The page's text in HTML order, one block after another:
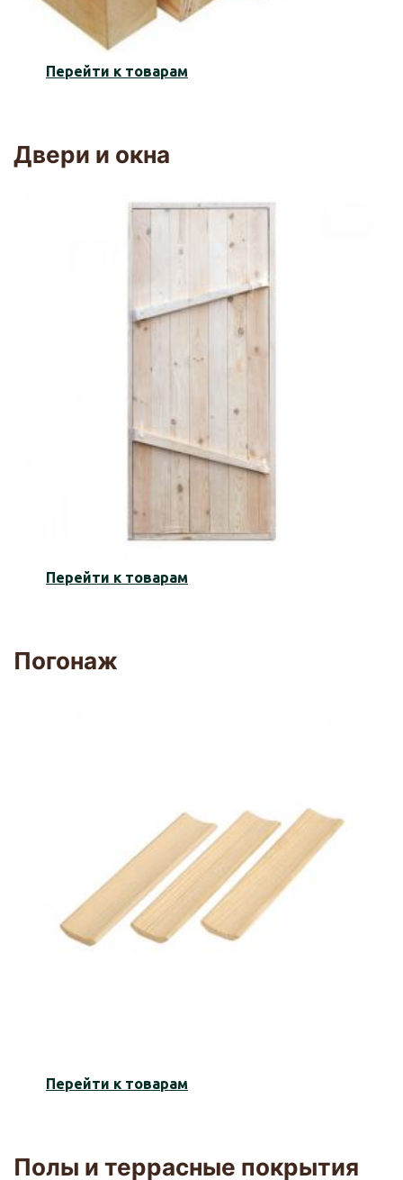
Перейти к товарам
Двери и окна
Перейти к товарам
Погонаж
Перейти к товарам
Полы и террасные покрытия